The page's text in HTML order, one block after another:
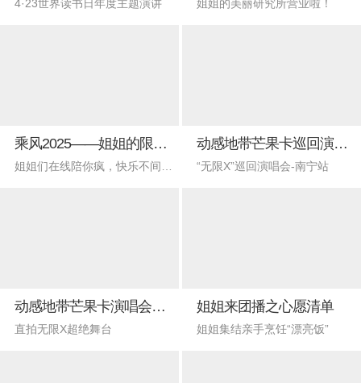
4·23世界读书日年度主题演讲 姐姐的美丽研究所营业啦！
乘风2025——姐姐的限定直播 动感地带芒果卡巡回演唱会-南宁站
“无限X”巡回演唱会-南宁站
动感地带芒果卡演唱会竖屏视角
直拍无限X超绝舞台
姐姐来团播之心愿清单
姐姐集结亲手烹饪“漂亮饭”